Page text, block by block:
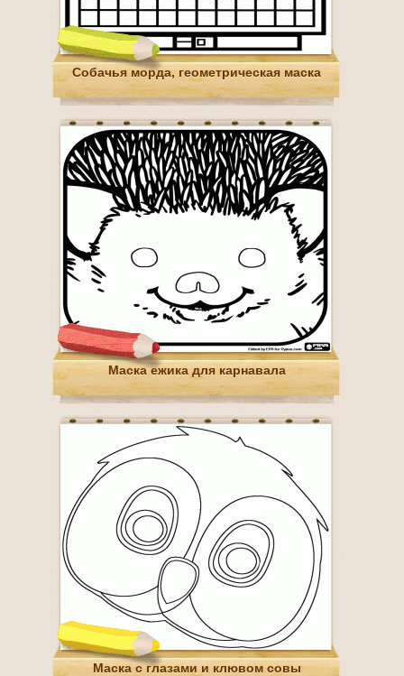
Собачья морда, геометрическая маска
Маска ежика для карнавала
Маска с глазами и клювом совы